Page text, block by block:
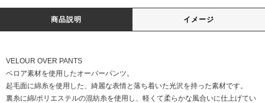
商品説明 イメージ
VELOUR OVER PANTS
ベロア素材を使用したオーバーパンツ。
起毛面に綿糸を使用した、綺麗な表情と落ち着いた光沢を持った素材です。
裏糸に綿/ポリエステルの混紡糸を使用し、軽くて柔らかな風合いに仕上げてい